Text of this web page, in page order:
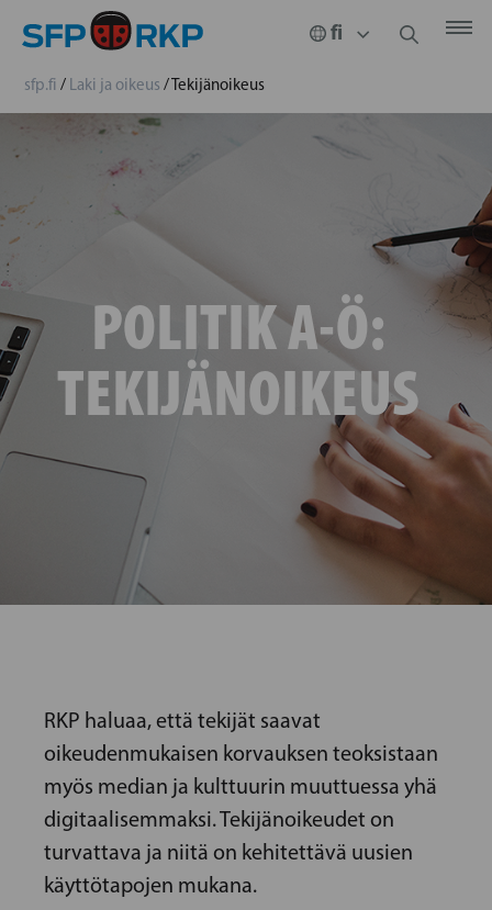
sfp.fi / Laki ja oikeus /Tekijänoikeus
POLITIK A-Ö:
TEKIJÄNOIKEUS
RKP haluaa, että tekijät saavat
oikeudenmukaisen korvauksen teoksistaan
myös median ja kulttuurin muuttuessa yhä
digitaalisemmaksi. Tekijänoikeudet on
turvattava ja niitä on kehitettävä uusien
käyttötapojen mukana.